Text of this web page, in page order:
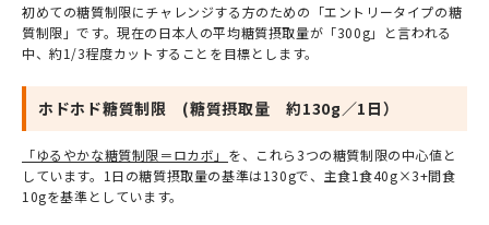
初めての糖質制限にチャレンジする方のための「エントリータイプの糖
質制限」です。現在の日本人の平均糖質摂取量が「300g」と言われる
中、約1/3程度カットすることを目標とします。
ホドホド糖質制限 (糖質摂取量 約130g／1日）
「ゆるやかな糖質制限＝ロカボ」 を、これら3つの糖質制限の中心値と
しています。1日の糖質摂取量の基準は130gで、主食1食40g×3+間食
10gを基準としています。